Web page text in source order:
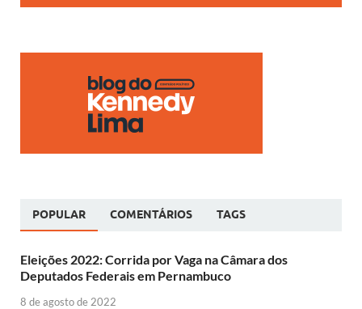
POPULAR COMENTÁRIOS TAGS
Eleições 2022: Corrida por Vaga na Câmara dos
Deputados Federais em Pernambuco
8 de agosto de 2022